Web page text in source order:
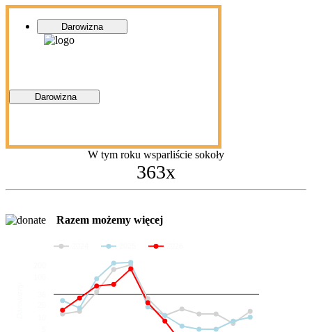
Darowizna
Darowizna
W tym roku wsparliście sokoły
363x
Razem możemy więcej